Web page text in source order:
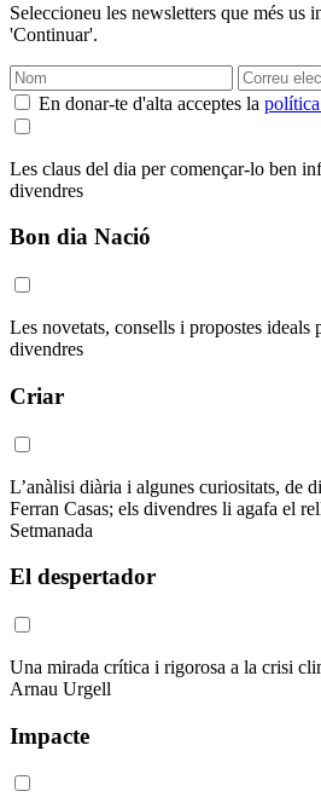
Seleccioneu les newsletters que més us
'Continuar'.
En donar-te d'alta acceptes la
Les claus del dia per començar-lo ben
divendres
Bon dia Nació
Les novetats, consells i propostes ideals
divendres
Criar
L’anàlisi diària i algunes curiositats, de
Ferran Casas; els divendres li agafa el
Setmanada
El despertador
Una mirada crítica i rigorosa a la crisi
Arnau Urgell
Impacte